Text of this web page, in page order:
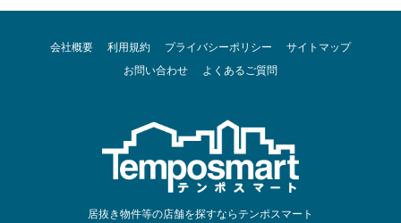
会社概要 利用規約 プライバシーポリシー
サイトマップ
お問い合わせ
よくあるご質問
居抜き物件等の店舗を探すならテンポスマート